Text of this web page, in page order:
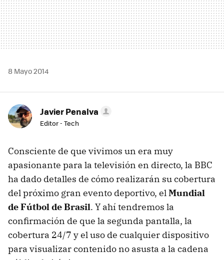
8 Mayo 2014
Javier Penalva
Editor - Tech
Consciente de que vivimos un era muy
apasionante para la televisión en directo, la BBC
ha dado detalles de cómo realizarán su cobertura
del próximo gran evento deportivo, elMundial
de Fútbol de Brasil. Y ahí tendremos la
confirmación de que la segunda pantalla, la
cobertura 24/7 y el uso de cualquier dispositivo
para visualizar contenido no asusta a la cadena